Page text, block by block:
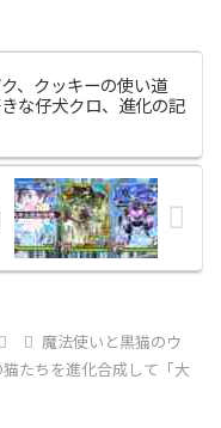
、クッキーの使い道
な仔犬クロ、進化の記
魔法使いと黒猫のウ
猫たちを進化合成して「大